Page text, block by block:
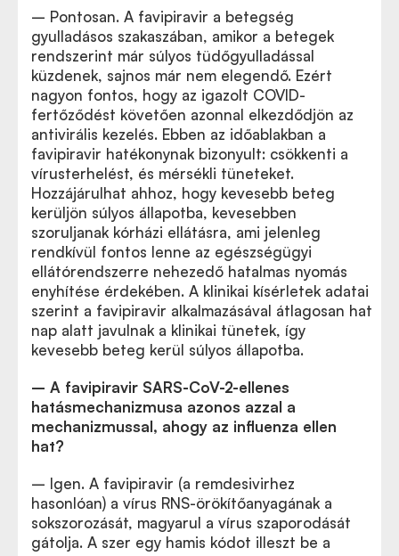
– Pontosan. A favipiravir a betegség
gyulladásos szakaszában, amikor a betegek
rendszerint már súlyos tüdőgyulladással
küzdenek, sajnos már nem elegendő. Ezért
nagyon fontos, hogy az igazolt COVID-
fertőződést követően azonnal elkezdődjön az
antivirális kezelés. Ebben az időablakban a
favipiravir hatékonynak bizonyult: csökkenti a
vírusterhelést, és mérsékli tüneteket.
Hozzájárulhat ahhoz, hogy kevesebb beteg
kerüljön súlyos állapotba, kevesebben
szoruljanak kórházi ellátásra, ami jelenleg
rendkívül fontos lenne az egészségügyi
ellátórendszerre nehezedő hatalmas nyomás
enyhítése érdekében. A klinikai kísérletek adatai
szerint a favipiravir alkalmazásával átlagosan hat
nap alatt javulnak a klinikai tünetek, így
kevesebb beteg kerül súlyos állapotba.
– A favipiravir SARS-CoV-2-ellenes
hatásmechanizmusa azonos azzal a
mechanizmussal, ahogy az influenza ellen
hat?
– Igen. A favipiravir (a remdesivirhez
hasonlóan) a vírus RNS-örökítőanyagának a
sokszorozását, magyarul a vírus szaporodását
gátolja. A szer egy hamis kódot illeszt be a